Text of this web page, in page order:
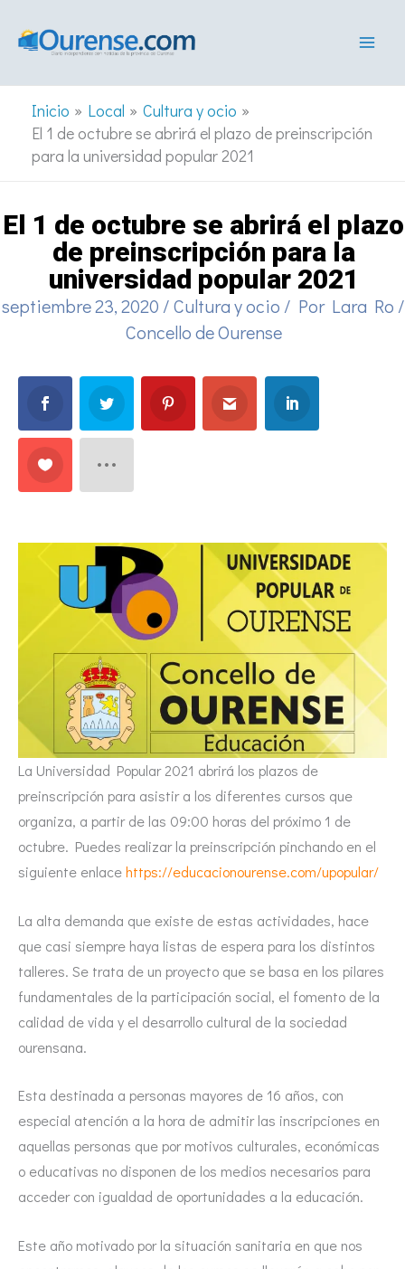
Inicio Local
Cultura y ocio
El 1 de octubre se abrirá el plazo de preinscripción
para la universidad popular 2021
El 1 de octubre se abrirá el plazo
de preinscripción para la
universidad popular 2021
septiembre 23, 2020 /Cultura y ocio / Por Lara Ro /
Concello de Ourense
La Universidad Popular 2021 abrirá los plazos de
preinscripción para asistir a los diferentes cursos que
organiza, a partir de las 09:00 horas del próximo 1 de
octubre. Puedes realizar la preinscripción pinchando en el
siguiente enlacehttps://educacionourense.com/upopular/
La alta demanda que existe de estas actividades, hace
que casi siempre haya listas de espera para los distintos
talleres. Se trata de un proyecto que se basa en los pilares
fundamentales de la participación social, el fomento de la
calidad de vida y el desarrollo cultural de la sociedad
ourensana.
Esta destinada a personas mayores de 16 años, con
especial atención a la hora de admitir las inscripciones en
aquellas personas que por motivos culturales, económicas
o educativas no disponen de los medios necesarios para
acceder con igualdad de oportunidades a la educación.
Este año motivado por la situación sanitaria en que nos